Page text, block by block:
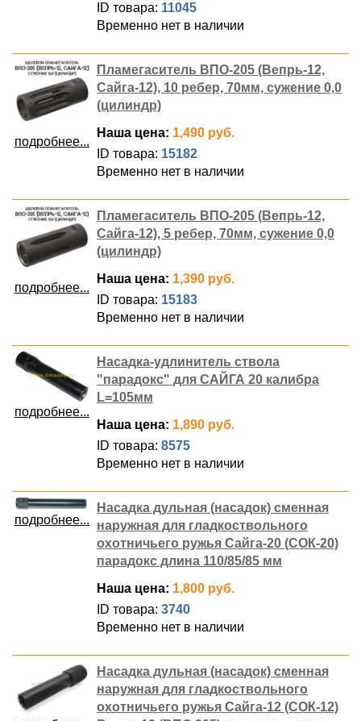
ID товара: 11045
Временно нет в наличии
подробнее...
Пламегаситель ВПО-205 (Вепрь-12,
Сайга-12), 10 ребер, 70мм, сужение 0,0
(цилиндр)
Наша цена: 1,490 руб.
ID товара: 15182
Временно нет в наличии
подробнее...
Пламегаситель ВПО-205 (Вепрь-12,
Сайга-12), 5 ребер, 70мм, сужение 0,0
(цилиндр)
Наша цена: 1,390 руб.
ID товара: 15183
Временно нет в наличии
подробнее...
Насадка-удлинитель ствола
"парадокс" для CАЙГА 20 калибра
L=105мм
Наша цена: 1,890 руб.
ID товара: 8575
Временно нет в наличии
подробнее...
Насадка дульная (насадок) сменная
наружная для гладкоствольного
охотничьего ружья Сайга-20 (СОК-20)
парадокс длина 110/85/85 мм
Наша цена: 1,800 руб.
ID товара: 3740
Временно нет в наличии
Насадка дульная (насадок) сменная
наружная для гладкоствольного
охотничьего ружья Сайга-12 (СОК-12)